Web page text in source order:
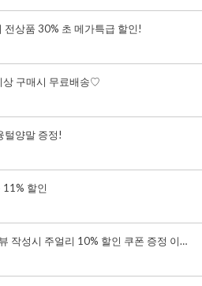
상품 30% 초 메가특급 할인!
상 구매시 무료배송♡
털양말 증정!
할인
성시 주얼리 10% 할인 쿠폰 증정 이벤트!